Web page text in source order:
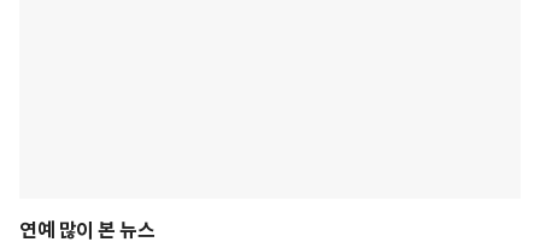
연예 많이 본 뉴스